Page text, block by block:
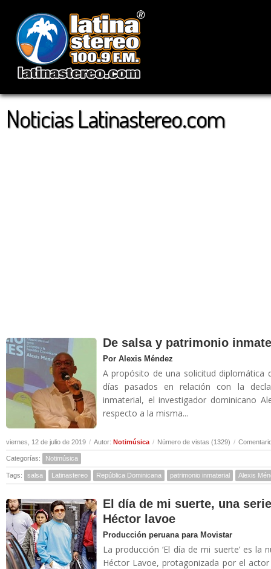
Noticias Latinastereo.com
De salsa y patrimonio
Por Alexis Méndez
A propósito de una solicitud diplomática
días pasados en relación con la
inmaterial, el investigador dominicano
respecto a la misma...
viernes, 12 de julio de 2019 / Autor: Notimúsica / Número de vistas (1329) /
Categorías: Notimúsica
Tags: salsa Latinastereo República Dominicana patrimonio inmaterial Alexis
El día de mi suerte, una
Héctor lavoe
Producción peruana para Movistar
La producción ‘El día de mi suerte’ es
Héctor Lavoe, protagonizada por el